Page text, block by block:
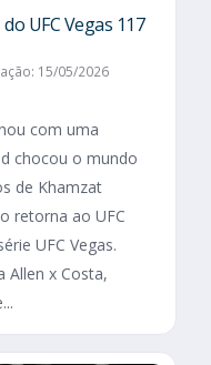
UFC Vegas 117
15/05/2026
com uma
chocou o mundo
de Khamzat
retorna ao UFC
UFC Vegas.
Allen x Costa,